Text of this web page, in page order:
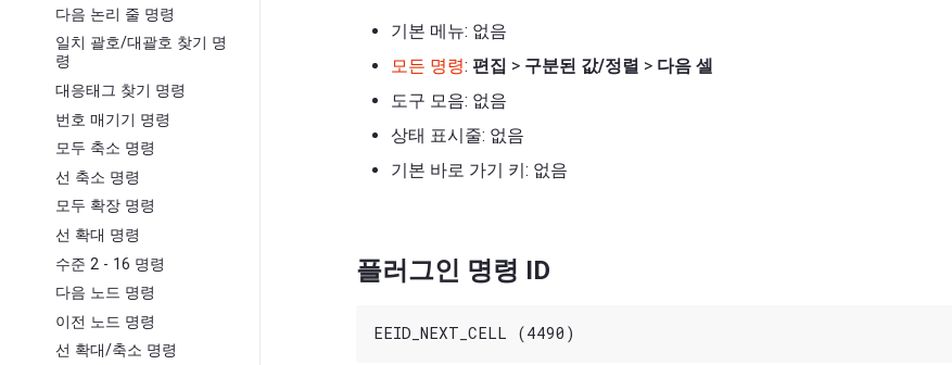
다음 논리 줄 명령
일치 괄호/대괄호 찾기 명
령
대응태그 찾기 명령
번호 매기기 명령
모두 축소 명령
선 축소 명령
모두 확장 명령
선 확대 명령
수준 2 - 16 명령
다음 노드 명령
이전 노드 명령
선 확대/축소 명령
기본 메뉴: 없음
모든 명령: 편집 > 구분된 값/정렬 > 다음 셀
도구 모음: 없음
상태 표시줄: 없음
기본 바로 가기 키: 없음
플러그인 명령 ID